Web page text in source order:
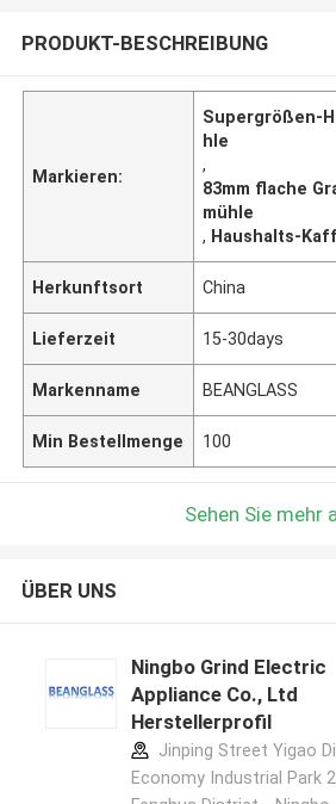
PRODUKT-BESCHREIBUNG
Markieren:
Supergrößen-
hle
,
83mm flache
mühle
, Haushalts-
Herkunftsort China
Lieferzeit 15-30days
Markenname BEANGLASS
Min Bestellmenge 100
Sehen Sie mehr
ÜBER UNS
Ningbo Grind Electric
Appliance Co., Ltd
Herstellerprofil
Jinping Street Yigao
Economy Industrial Park